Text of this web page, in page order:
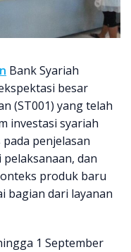
Bank Syariah
besar
(ST001) yang telah
investasi syariah
penjelasan
dan
produk baru
bagian dari layanan
1 September